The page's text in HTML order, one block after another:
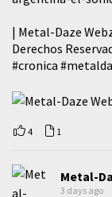
| Metal-Daze
Derechos
#cronica
4 1
Metal-
3 days ago